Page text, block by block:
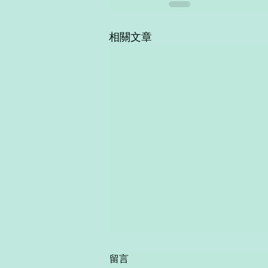
相關文章
Grammar game -
留言